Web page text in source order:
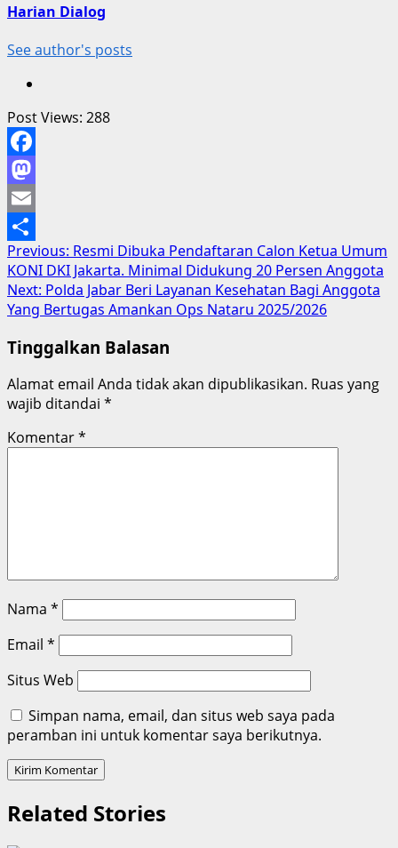
Harian Dialog
See author's posts
Post Views: 288
Facebook
Mastodon
Email
Share
Post
navigation
Previous: Resmi Dibuka Pendaftaran Calon Ketua Umum
KONI DKI Jakarta. Minimal Didukung 20 Persen Anggota
Next: Polda Jabar Beri Layanan Kesehatan Bagi Anggota
Yang Bertugas Amankan Ops Nataru 2025/2026
Tinggalkan Balasan
Alamat email Anda tidak akan dipublikasikan. Ruas yang
wajib ditandai *
Komentar*
Nama *
Email *
Situs Web
Simpan nama, email, dan situs web saya pada
peramban ini untuk komentar saya berikutnya.
Related Stories